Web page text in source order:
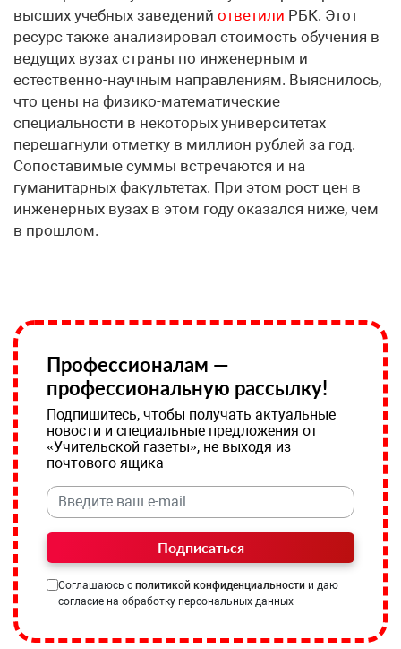
высших учебных заведений ответили РБК. Этот
ресурс также анализировал стоимость обучения в
ведущих вузах страны по инженерным и
естественно-научным направлениям. Выяснилось,
что цены на физико-математические
специальности в некоторых университетах
перешагнули отметку в миллион рублей за год.
Сопоставимые суммы встречаются и на
гуманитарных факультетах. При этом рост цен в
инженерных вузах в этом году оказался ниже, чем
в прошлом.
Профессионалам —
профессиональную рассылку!
Подпишитесь, чтобы получать актуальные
новости и специальные предложения от
«Учительской газеты», не выходя из
почтового ящика
Подписаться
Соглашаюсь с политикой конфиденциальности и даю
согласие на обработку персональных данных